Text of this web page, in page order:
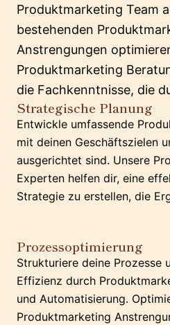
Produktmarketing Team
bestehenden
Anstrengungen
Produktmarketing
die Fachkenntnisse, die
Strategische Planung
Entwickle umfassende
mit deinen Geschäftszielen
ausgerichtet sind. Unsere
Experten helfen dir, eine
Strategie zu erstellen, die
Prozessoptimierung
Strukturiere deine Prozesse
Effizienz durch
und Automatisierung.
Produktmarketing